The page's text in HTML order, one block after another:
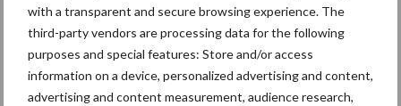
with a transparent and secure browsing experience. The
third-party vendors are processing data for the following
purposes and special features: Store and/or access
information on a device, personalized advertising and content,
advertising and content measurement, audience research,
Themapagina's